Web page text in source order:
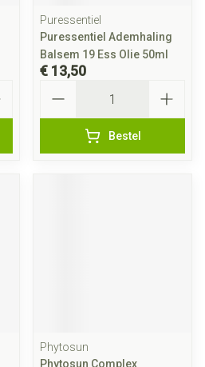
Puressentiel
Puressentiel Ademhaling
Balsem 19 Ess Olie 50ml
€ 13,50
Bestel
Phytosun
Phytosun Complex